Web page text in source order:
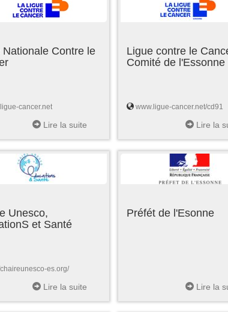
Nationale Contre le
cancer.net
Lire la suite
Ligue contre le
Comité de l'Essonne
www.ligue-cancer.net/cd91
Lire la
Unesco,
et Santé
chaireunesco-es.org/
Lire la suite
Préfét de l'Esonne
Lire la